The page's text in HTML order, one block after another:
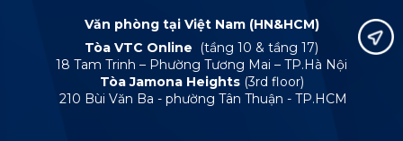
Văn phòng tại Việt Nam (HN&HCM)
Tòa VTC Online
(tầng 10 & tầng 17)
18 Tam Trinh – Phường Tương Mai – TP.Hà Nội
Tòa Jamona Heights (3rd floor)
210 Bùi Văn Ba - phường Tân Thuận - TP.HCM